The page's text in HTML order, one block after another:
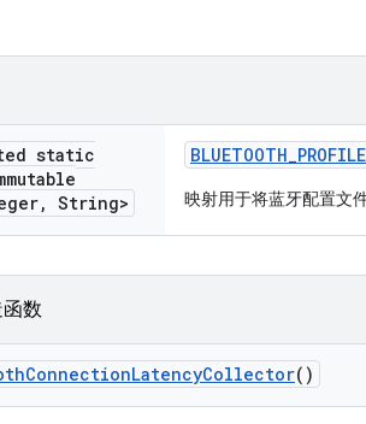
static
, String>
BLUETOOTH_
映射用于将蓝牙配置文
数
ConnectionLatencyCollector()